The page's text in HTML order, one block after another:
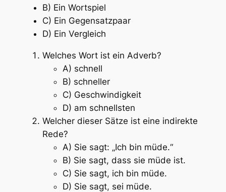
B) Ein Wortspiel
C) Ein Gegensatzpaar
D) Ein Vergleich
Welches Wort ist ein Adverb?
A) schnell
B) schneller
C) Geschwindigkeit
D) am schnellsten
Welcher dieser Sätze ist eine indirekte
Rede?
A) Sie sagt: „Ich bin müde.“
B) Sie sagt, dass sie müde ist.
C) Sie sagt, ich bin müde.
D) Sie sagt, sei müde.